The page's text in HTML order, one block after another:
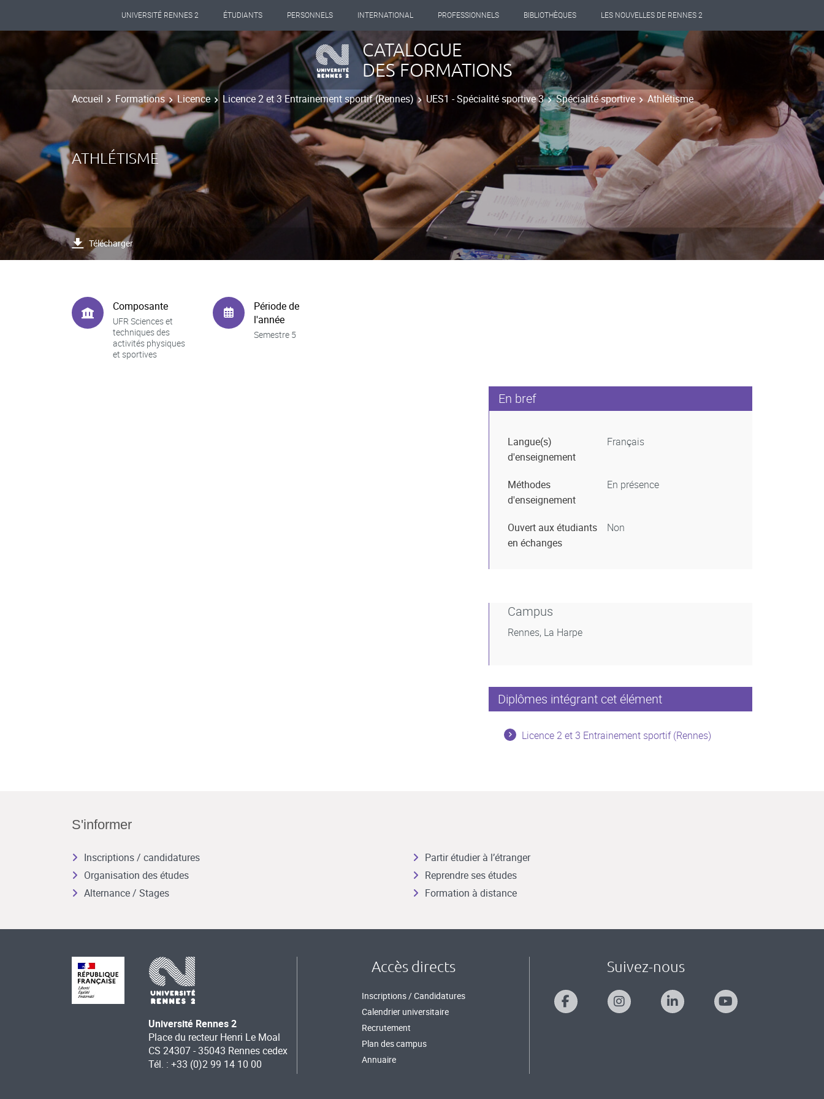
UNIVERSITÉ RENNES 2 ÉTUDIANTS PERSONNELS INTERNATIONAL PROFESSIONNELS BIBLIOTHÈQUES LES NOUVELLES DE RENNES 2
CATALOGUE
DES FORMATIONS
Accueil Formations Licence Licence 2 et 3 Entrainement sportif (Rennes) UES1 - Spécialité sportive 3 Spécialité sportive Athlétisme
ATHLÉTISME
Télécharger
Composante
UFR Sciences et
techniques des
activités physiques
et sportives
Période de
l'année
Semestre 5
En bref
Langue(s)
d'enseignement
Français
Méthodes
d'enseignement
En présence
Ouvert aux étudiants
en échanges
Non
Campus
Rennes, La Harpe
Diplômes intégrant cet élément
Licence 2 et 3 Entrainement sportif (Rennes)
S'informer
Inscriptions / candidatures
Organisation des études
Alternance / Stages
Partir étudier à l’étranger
Reprendre ses études
Formation à distance
Université Rennes 2
Place du recteur Henri Le Moal
CS 24307 - 35043 Rennes cedex
Tél. : +33 (0)2 99 14 10 00
Accès directs
Inscriptions / Candidatures
Calendrier universitaire
Recrutement
Plan des campus
Annuaire
Suivez-nous